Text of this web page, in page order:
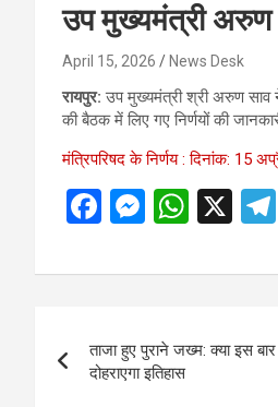
उप मुख्यमंत्री अरुण
April 15, 2026 News Desk
रायपुर:उप मुख्यमंत्री श्री अरुण साव
की बैठक में लिए गए निर्णयों की
मंत्रिपरिषद के निर्णय : दिनांक: 15
F
ce
o
o
M
se
g
er
W
at
A
X
navigation
ताजा हुए पुराने जख्म: क्या इस बार
दोहराएगा इतिहास